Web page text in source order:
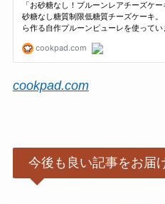
cookpad.com
今後も良い記事をお届